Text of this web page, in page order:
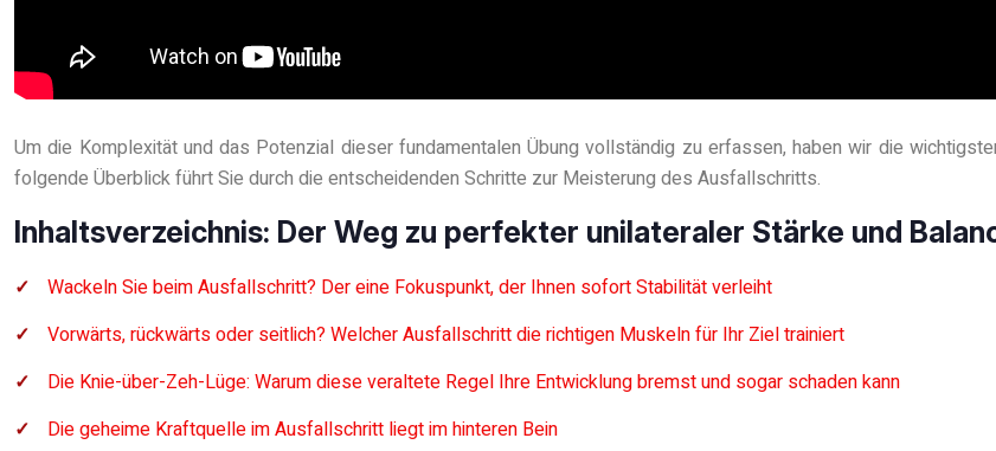
Um die Komplexität und das Potenzial dieser fundamentalen Übung vollständig zu erfassen, haben wir die
folgende Überblick führt Sie durch die entscheidenden Schritte zur Meisterung des Ausfallschritts.
Inhaltsverzeichnis: Der Weg zu perfekter unilateraler Stärke und
Wackeln Sie beim Ausfallschritt? Der eine Fokuspunkt, der Ihnen sofort Stabilität verleiht
Vorwärts, rückwärts oder seitlich? Welcher Ausfallschritt die richtigen Muskeln für Ihr Ziel trainiert
Die Knie-über-Zeh-Lüge: Warum diese veraltete Regel Ihre Entwicklung bremst und sogar schaden kann
Die geheime Kraftquelle im Ausfallschritt liegt im hinteren Bein